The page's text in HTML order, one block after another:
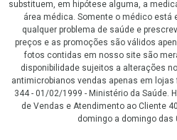
substituem, em hipótese alguma, a
área médica. Somente o médico
qualquer problema de saúde e
preços e as promoções são válidos
fotos contidas em nosso site são
disponibilidade sujeitos a alterações
antimicrobianos vendas apenas em
344 - 01/02/1999 - Ministério da Saúde.
de Vendas e Atendimento ao Cliente
domingo a domingo das